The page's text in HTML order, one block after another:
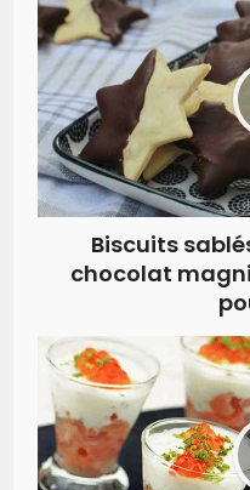
Biscuits
chocolat